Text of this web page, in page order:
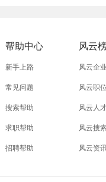
帮助中心
新手上路
常见问题
搜索帮助
求职帮助
招聘帮助
风云
风云企
风云职
风云人
风云搜
风云资